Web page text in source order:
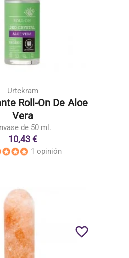
Urtekram
Roll-On De Aloe
Vera
de 50 ml.
10,43 €
1 opinión
favorite_border